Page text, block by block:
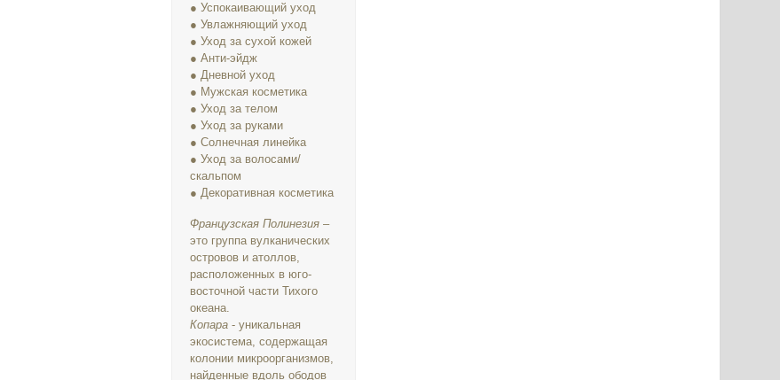
● Успокаивающий уход
● Увлажняющий уход
● Уход за сухой кожей
● Анти-эйдж
● Дневной уход
● Мужская косметика
● Уход за телом
● Уход за руками
● Солнечная линейка
● Уход за волосами/
скальпом
● Декоративная косметика
Французская Полинезия–
это группа вулканических
островов и атоллов,
расположенных в юго-
восточной части Тихого
океана.
Копара- уникальная
экосистема, содержащая
колонии микроорганизмов,
найденные вдоль ободов